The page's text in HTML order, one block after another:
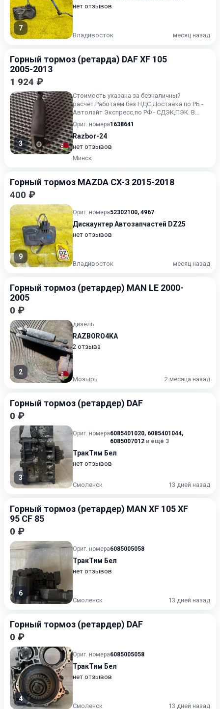
7
нет отзывов
Владивосток месяц назад
Горный тормоз (ретарда) DAF XF 105
2005-2013
1 924 ₽
3
Стоимость указана за безналичный
расчет.Работаем без НДС.Доставка по РБ -
Автолайт Экспресс,по РФ - СДЭК,ПЭК. В
наличии на складе !.
Ориг. номера1638641
Razbor-24
нет отзывов
Минск
Горный тормоз MAZDA CX-3 2015-2018
400 ₽
9
Ориг. номера52302100, 4967
Дискаунтер Автозапчастей DZ25
нет отзывов
Владивосток месяц назад
Горный тормоз (ретардер) MAN LE 2000-
2005
0 ₽
2
дизель
RAZBORO4KA
2 отзыва
Мозырь 2 месяца назад
Горный тормоз (ретардер) DAF
0 ₽
3
Ориг. номера6085401020, 6085401044,
6085007012 и ещё 3
ТракТим Бел
нет отзывов
Смоленск 13 дней назад
Горный тормоз (ретардер) MAN XF 105 XF
95 CF 85
0 ₽
6
Ориг. номера6085005058
ТракТим Бел
нет отзывов
Смоленск 13 дней назад
Горный тормоз (ретардер) DAF
0 ₽
4
Ориг. номера6085005058
ТракТим Бел
нет отзывов
Смоленск 13 дней назад